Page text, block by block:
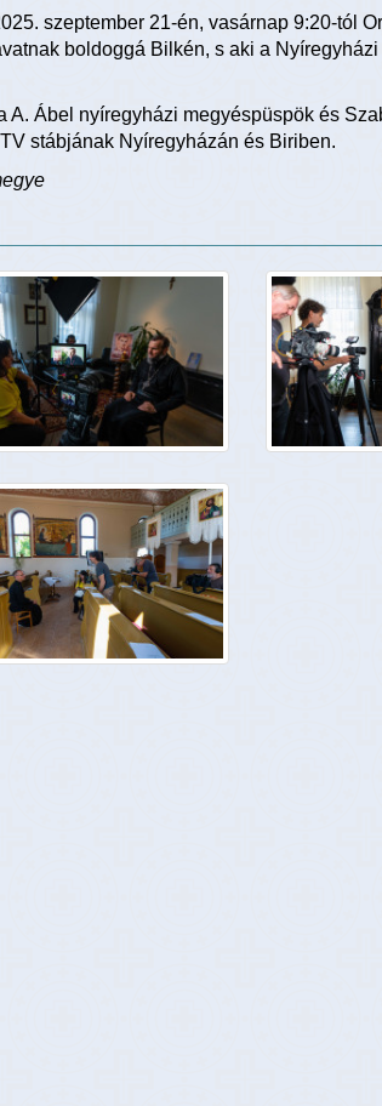
szeptember 21-én, vasárnap 9:20-tól
boldoggá Bilkén, s aki a
A. Ábel nyíregyházi megyéspüspök és
stábjának Nyíregyházán és Biriben.